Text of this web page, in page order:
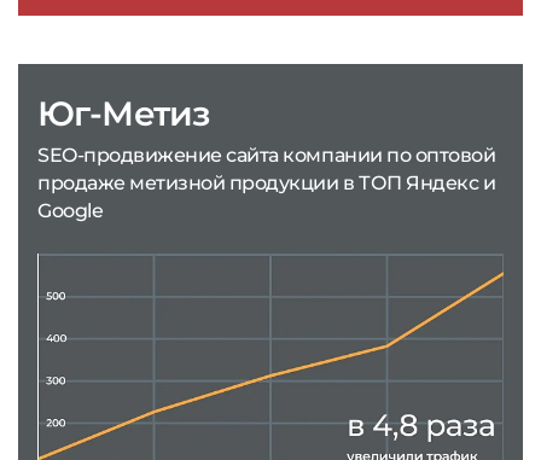
Юг-Метиз
SEO-продвижение сайта компании по оптовой
продаже метизной продукции в ТОП Яндекс и
Google